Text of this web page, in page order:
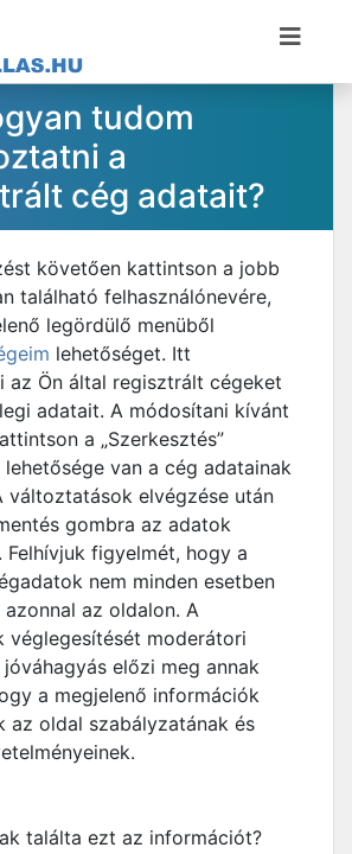
tudom
a
cég adatait?
követően kattintson a jobb
található felhasználónevére,
legördülő menüből
lehetőséget. Itt
az Ön által regisztrált cégeket
adatait. A módosítani kívánt
a „Szerkesztés”
van a cég adatainak
változtatások elvégzése után
gombra az adatok
Felhívjuk figyelmét, hogy a
nem minden esetben
azonnal az oldalon. A
véglegesítését moderátori
előzi meg annak
a megjelenő információk
az oldal szabályzatának és
találta ezt az információt?